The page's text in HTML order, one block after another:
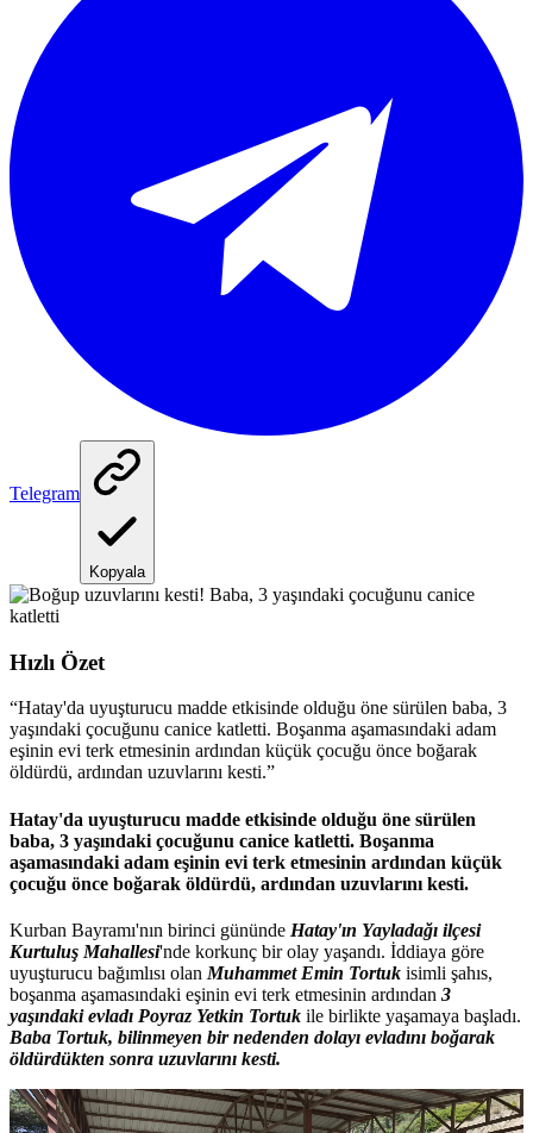
Telegram
Kopyala
Hızlı Özet
“Hatay'da uyuşturucu madde etkisinde olduğu öne sürülen baba, 3
yaşındaki çocuğunu canice katletti. Boşanma aşamasındaki adam
eşinin evi terk etmesinin ardından küçük çocuğu önce boğarak
öldürdü, ardından uzuvlarını kesti.”
Hatay'da uyuşturucu madde etkisinde olduğu öne sürülen
baba, 3 yaşındaki çocuğunu canice katletti. Boşanma
aşamasındaki adam eşinin evi terk etmesinin ardından küçük
çocuğu önce boğarak öldürdü, ardından uzuvlarını kesti.
Kurban Bayramı'nın birinci gününde Hatay'ın Yayladağı ilçesi
Kurtuluş Mahallesi'nde korkunç bir olay yaşandı. İddiaya göre
uyuşturucu bağımlısı olan Muhammet Emin Tortuk isimli şahıs,
boşanma aşamasındaki eşinin evi terk etmesinin ardından 3
yaşındaki evladı Poyraz Yetkin Tortuk ile birlikte yaşamaya başladı.
Baba Tortuk, bilinmeyen bir nedenden dolayı evladını boğarak
öldürdükten sonra uzuvlarını kesti.